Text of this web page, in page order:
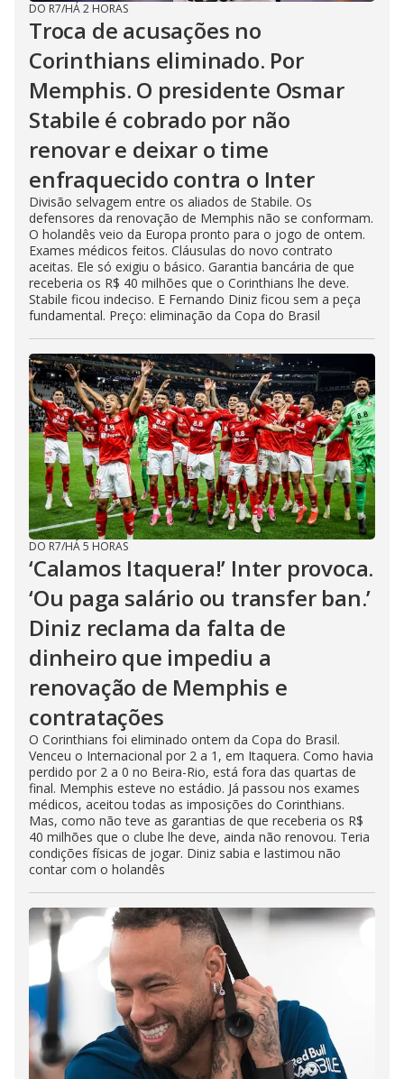
DO R7/HÁ 2 HORAS
Troca de acusações no
Corinthians eliminado. Por
Memphis. O presidente Osmar
Stabile é cobrado por não
renovar e deixar o time
enfraquecido contra o Inter
Divisão selvagem entre os aliados de Stabile. Os
defensores da renovação de Memphis não se conformam.
O holandês veio da Europa pronto para o jogo de ontem.
Exames médicos feitos. Cláusulas do novo contrato
aceitas. Ele só exigiu o básico. Garantia bancária de que
receberia os R$ 40 milhões que o Corinthians lhe deve.
Stabile ficou indeciso. E Fernando Diniz ficou sem a peça
fundamental. Preço: eliminação da Copa do Brasil
DO R7/HÁ 5 HORAS
‘Calamos Itaquera!’ Inter provoca.
‘Ou paga salário ou transfer ban.’
Diniz reclama da falta de
dinheiro que impediu a
renovação de Memphis e
contratações
O Corinthians foi eliminado ontem da Copa do Brasil.
Venceu o Internacional por 2 a 1, em Itaquera. Como havia
perdido por 2 a 0 no Beira-Rio, está fora das quartas de
final. Memphis esteve no estádio. Já passou nos exames
médicos, aceitou todas as imposições do Corinthians.
Mas, como não teve as garantias de que receberia os R$
40 milhões que o clube lhe deve, ainda não renovou. Teria
condições físicas de jogar. Diniz sabia e lastimou não
contar com o holandês